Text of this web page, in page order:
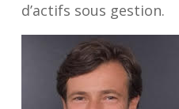
d’actifs sous gestion.